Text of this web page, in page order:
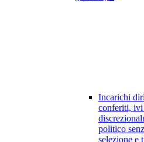
Incarichi
conferiti,
politico
selezione e